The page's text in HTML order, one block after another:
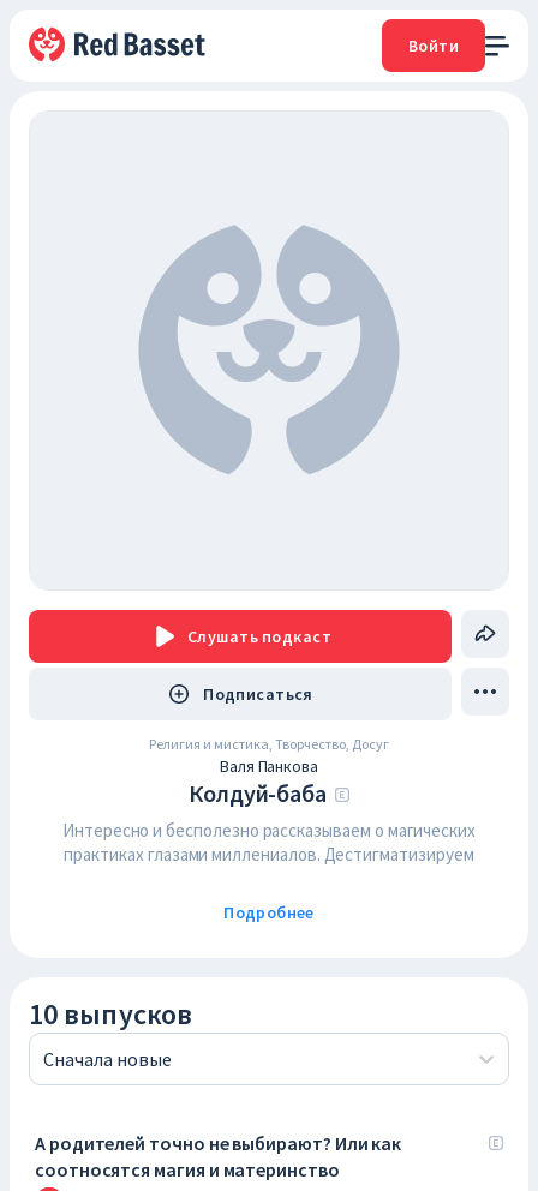
Войти
10 выпусков
Сначала новые
А родителей точно не выбирают? Или как
соотносятся магия и материнство
Слушать подкаст
Подписаться
Религия и мистика, Творчество, Досуг
Валя Панкова
Колдуй-баба
Интересно и бесполезно рассказываем о магических
практиках глазами миллениалов. Дестигматизируем
всех.
— Подписаться на нельзяграм Гали: https://clck.ru/TKiRD
Подробнее